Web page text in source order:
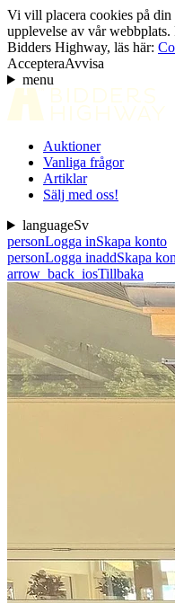
Vi vill placera cookies på din
upplevelse av vår
Bidders Highway, läs här:
AccepteraAvvisa
menu
Auktioner
Vanliga frågor
Artiklar
Sälj med oss!
languageSv
personLogga inSkapa konto
personLogga inaddSkapa
arrow_back_iosTillbaka